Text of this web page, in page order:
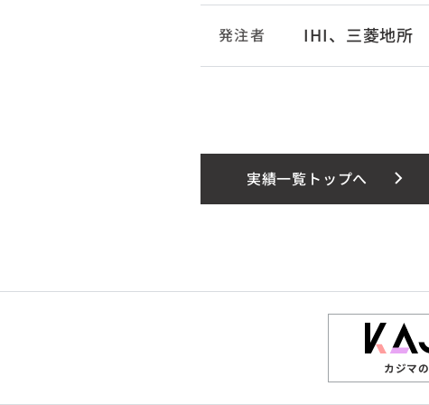
発注者 IHI、三菱地所
実績一覧トップへ
カジマの